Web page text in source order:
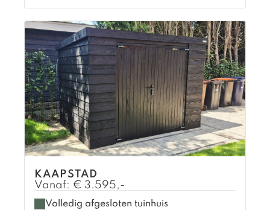
KAAPSTAD
Vanaf: € 3.595,-
Volledig afgesloten tuinhuis